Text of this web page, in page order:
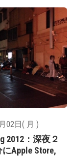
02日( 月 )
2012：深夜２
Apple Store,